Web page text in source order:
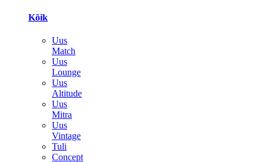
Kõik
Uus
Match
Uus
Lounge
Uus
Altitude
Uus
Mitra
Uus
Vintage
Tuli
Concept